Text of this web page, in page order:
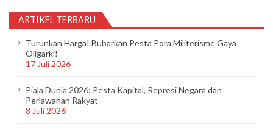
n
a
s
p
ARTIKEL TERBARU
Turunkan Harga! Bubarkan Pesta Pora Militerisme Gaya
Oligarki!
17 Juli 2026
Piala Dunia 2026: Pesta Kapital, Represi Negara dan
Perlawanan Rakyat
8 Juli 2026